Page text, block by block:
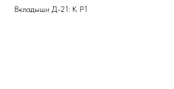
Вкладыши Д-21: К Р1